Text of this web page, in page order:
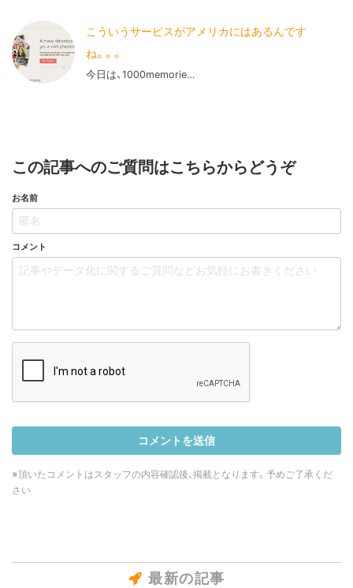
こういうサービスがアメリカにはあるんです
ね。。。
今日は、1000memorie…
この記事へのご質問はこちらからどうぞ
お名前
コメント
※頂いたコメントはスタッフの内容確認後、掲載となります。予めご了承くだ
さい
最新の記事